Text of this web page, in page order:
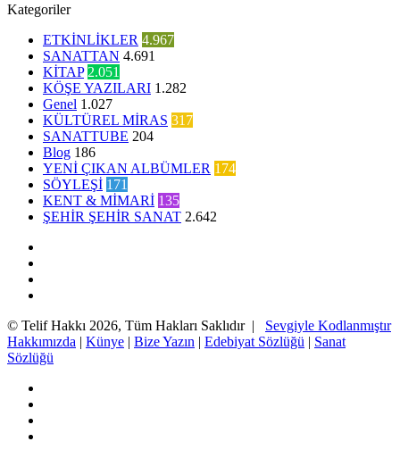
Kategoriler
ETKİNLİKLER 4.967
SANATTAN 4.691
KİTAP 2.051
KÖŞE YAZILARI 1.282
Genel 1.027
KÜLTÜREL MİRAS 317
SANATTUBE 204
Blog 186
YENİ ÇIKAN ALBÜMLER 174
SÖYLEŞİ 171
KENT & MİMARİ 135
ŞEHİR ŞEHİR SANAT 2.642
© Telif Hakkı 2026, Tüm Hakları Saklıdır | Sevgiyle Kodlanmıştır
Hakkımızda | Künye | Bize Yazın | Edebiyat Sözlüğü | Sanat
Sözlüğü